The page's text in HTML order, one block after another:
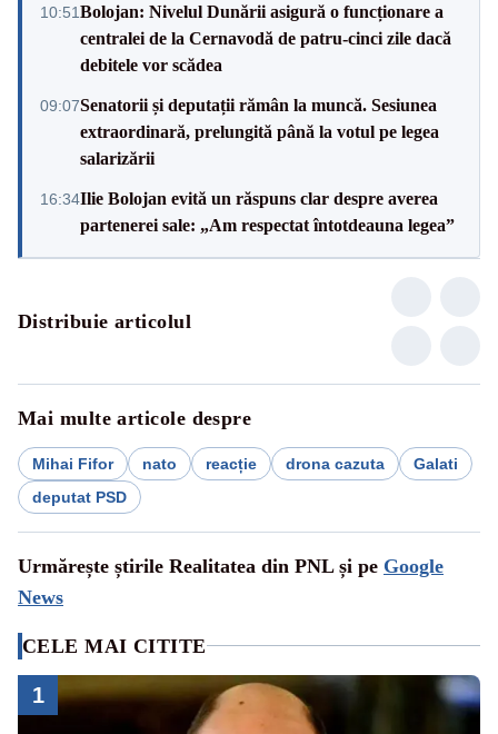
10:51Bolojan: Nivelul Dunării asigură o funcționare a
centralei de la Cernavodă de patru-cinci zile dacă
debitele vor scădea
09:07Senatorii și deputații rămân la muncă. Sesiunea
extraordinară, prelungită până la votul pe legea
salarizării
16:34Ilie Bolojan evită un răspuns clar despre averea
partenerei sale: „Am respectat întotdeauna legea”
Distribuie articolul
Mai multe articole despre
Mihai Fifor nato reacție drona cazuta
Galati
deputat PSD
Urmărește știrile Realitatea din PNL și pe Google
News
CELE MAI CITITE
1